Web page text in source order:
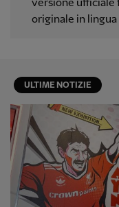
versione ufficiale
originale in
ULTIME NOTIZIE